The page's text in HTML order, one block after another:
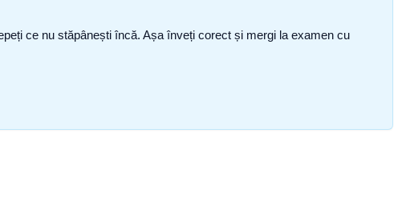
ce nu stăpânești încă. Așa înveți corect și mergi la examen cu